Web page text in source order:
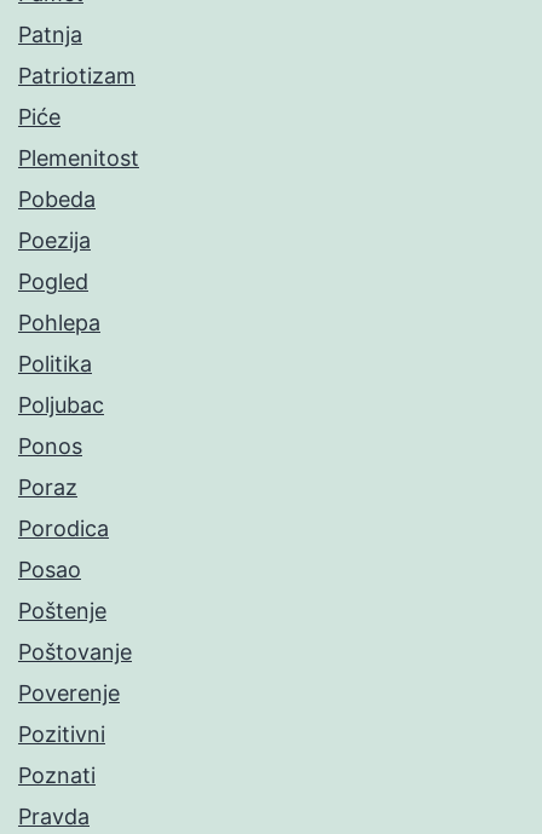
Patnja
Patriotizam
Piće
Plemenitost
Pobeda
Poezija
Pogled
Pohlepa
Politika
Poljubac
Ponos
Poraz
Porodica
Posao
Poštenje
Poštovanje
Poverenje
Pozitivni
Poznati
Pravda